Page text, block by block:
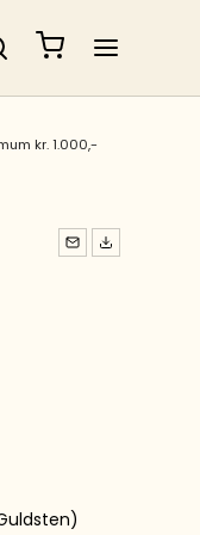
Akupunkturnåle
kr. 1.000,-